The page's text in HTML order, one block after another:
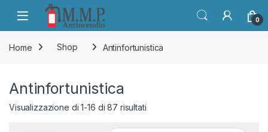
Skip to navigation
Skip to content
Open 0
Home Shop Antinfortunistica
Antinfortunistica
Visualizzazione di 1-16 di 87 risultatiPopolarità